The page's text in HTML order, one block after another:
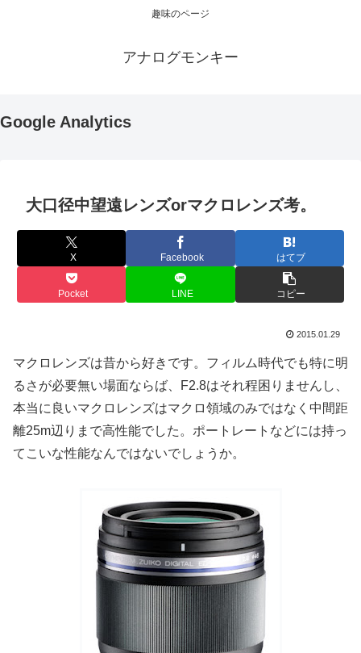
趣味のページ
アナログモンキー
Google Analytics
大口径中望遠レンズorマクロレンズ考。
X Facebook はてブ
Pocket LINE コピー
2015.01.29
マクロレンズは昔から好きです。フィルム時代でも特に明
るさが必要無い場面ならば、F2.8はそれ程困りませんし、
本当に良いマクロレンズはマクロ領域のみではなく中間距
離25m辺りまで高性能でした。ポートレートなどには持っ
てこいな性能なんではないでしょうか。